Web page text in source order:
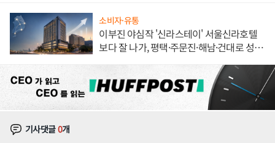
소비자·유통
이부진 야심작 '신라스테이' 서울신라호텔
보다 잘 나가, 평택·주문진·해남·건대로 성
기사댓글0개